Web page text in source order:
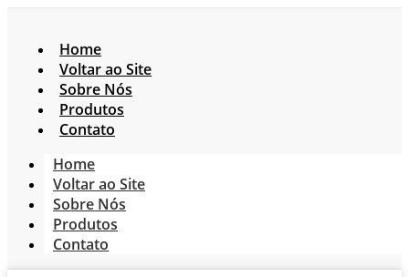
Home
Voltar ao Site
Sobre Nós
Produtos
Contato
Home
Voltar ao Site
Sobre Nós
Produtos
Contato